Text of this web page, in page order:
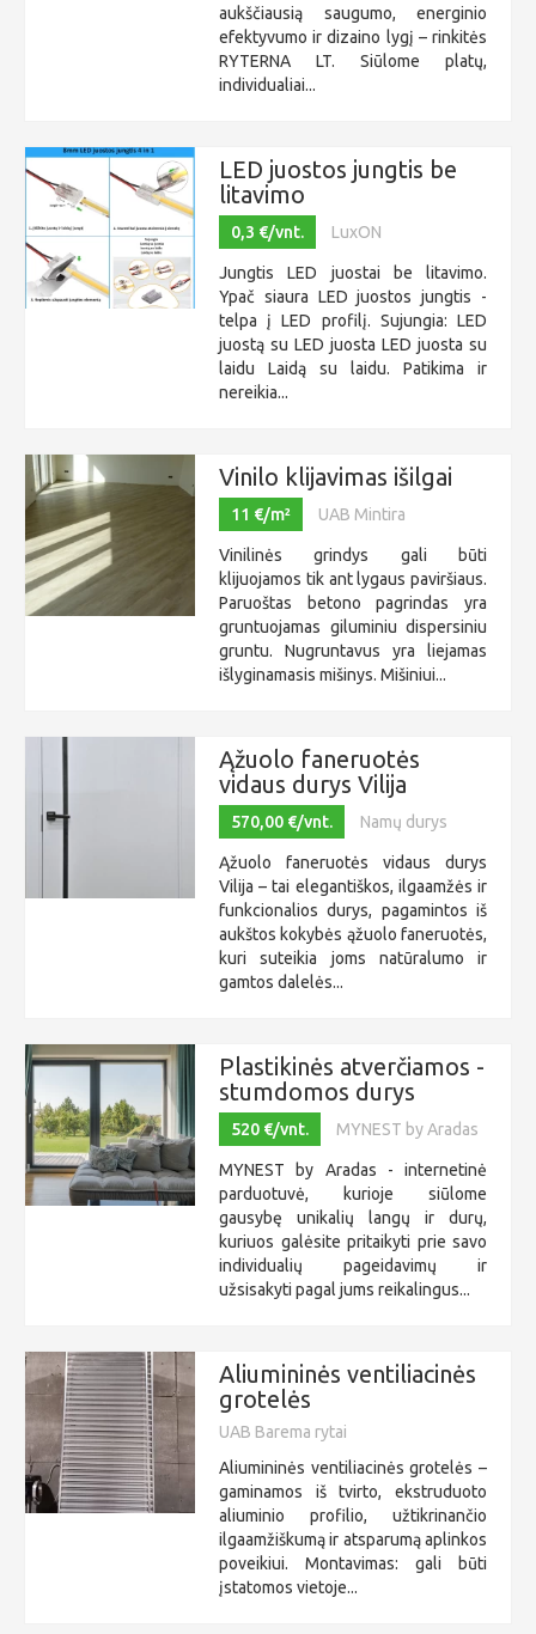
aukščiausią saugumo, energinio
efektyvumo ir dizaino lygį – rinkitės
RYTERNA LT. Siūlome platų,
individualiai...
LED juostos jungtis be
litavimo
0,3 €/vnt. LuxON
Jungtis LED juostai be litavimo.
Ypač siaura LED juostos jungtis -
telpa į LED profilį. Sujungia: LED
juostą su LED juosta LED juosta su
laidu Laidą su laidu. Patikima ir
nereikia...
Vinilo klijavimas išilgai
11 €/m² UAB Mintira
Vinilinės grindys gali būti
klijuojamos tik ant lygaus paviršiaus.
Paruoštas betono pagrindas yra
gruntuojamas giluminiu dispersiniu
gruntu. Nugruntavus yra liejamas
išlyginamasis mišinys. Mišiniui...
Ąžuolo faneruotės
vidaus durys Vilija
570,00 €/vnt. Namų durys
Ąžuolo faneruotės vidaus durys
Vilija – tai elegantiškos, ilgaamžės ir
funkcionalios durys, pagamintos iš
aukštos kokybės ąžuolo faneruotės,
kuri suteikia joms natūralumo ir
gamtos dalelės...
Plastikinės atverčiamos -
stumdomos durys
520 €/vnt. MYNEST by Aradas
MYNEST by Aradas - internetinė
parduotuvė, kurioje siūlome
gausybę unikalių langų ir durų,
kuriuos galėsite pritaikyti prie savo
individualių pageidavimų ir
užsisakyti pagal jums reikalingus...
Aliumininės ventiliacinės
grotelės
UAB Barema rytai
Aliumininės ventiliacinės grotelės –
gaminamos iš tvirto, ekstruduoto
aliuminio profilio, užtikrinančio
ilgaamžiškumą ir atsparumą aplinkos
poveikiui. Montavimas: gali būti
įstatomos vietoje...